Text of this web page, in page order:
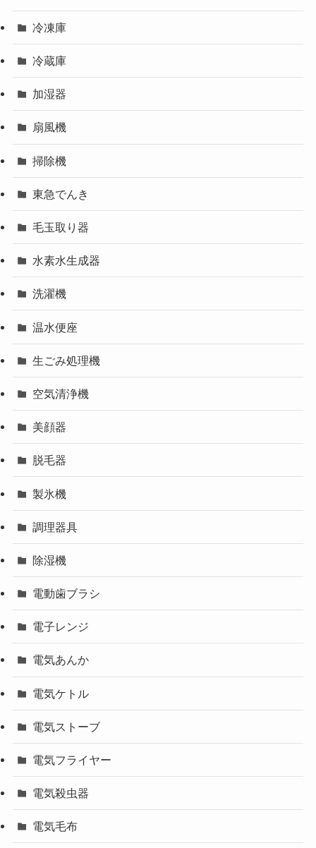
冷凍庫
冷蔵庫
加湿器
扇風機
掃除機
東急でんき
毛玉取り器
水素水生成器
洗濯機
温水便座
生ごみ処理機
空気清浄機
美顔器
脱毛器
製氷機
調理器具
除湿機
電動歯ブラシ
電子レンジ
電気あんか
電気ケトル
電気ストーブ
電気フライヤー
電気殺虫器
電気毛布